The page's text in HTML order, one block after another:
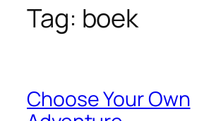
Tag: boek
Choose Your Own